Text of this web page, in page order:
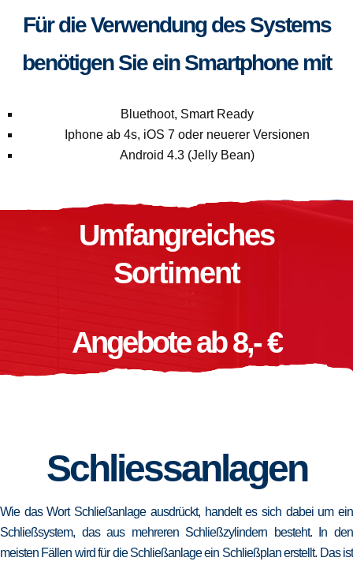
Für die Verwendung des Systems
benötigen Sie ein Smartphone mit
Bluethoot, Smart Ready
Iphone ab 4s, iOS 7 oder neuerer Versionen
Android 4.3 (Jelly Bean)
Umfangreiches
Sortiment
Angebote ab 8,- €
Schliessanlagen
Wie das Wort Schließanlage ausdrückt, handelt es sich dabei um ein
Schließsystem, das aus mehreren Schließzylindern besteht. In den
meisten Fällen wird für die Schließanlage ein Schließplan erstellt. Das ist